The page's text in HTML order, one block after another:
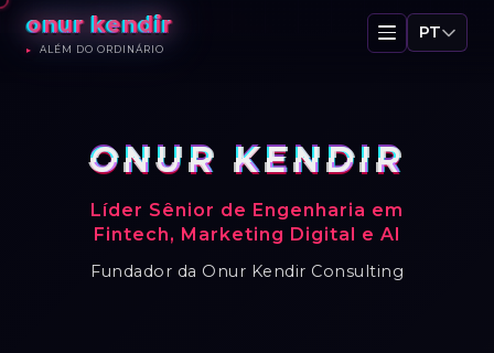
onur kendir
ALÉM DO ORDINÁRIO
PT
ONUR KENDIR
Líder Sênior de Engenharia em
Fintech, Marketing Digital e AI
Fundador da Onur Kendir Consulting